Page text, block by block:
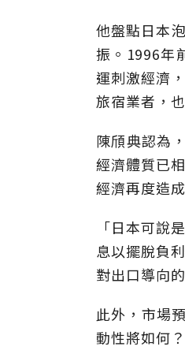
他盤點日本
振。1996年
運刺激經濟
旅宿業者，
陳頎典認為
經濟體質已
經濟再度造
「日本可說
息以擺脫負
對出口導向
此外，市場
動性將如何？